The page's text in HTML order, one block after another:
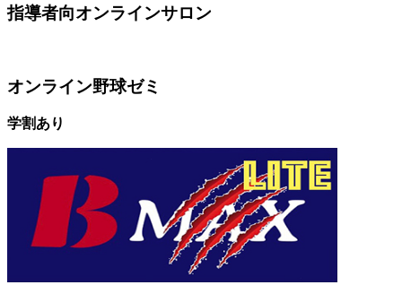
指導者向オンラインサロン
オンライン野球ゼミ
学割あり